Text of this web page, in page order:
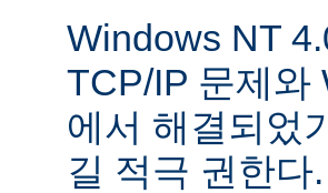
Windows NT
TCP/IP 문제와
에서 해결되었
길 적극 권한다.